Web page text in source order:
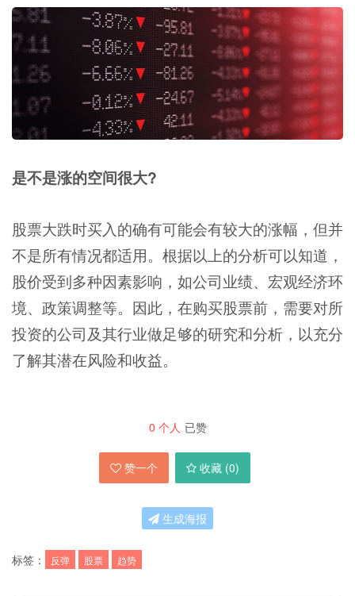
是不是涨的空间很大?
股票大跌时买入的确有可能会有较大的涨幅，但并
不是所有情况都适用。根据以上的分析可以知道，
股价受到多种因素影响，如公司业绩、宏观经济环
境、政策调整等。因此，在购买股票前，需要对所
投资的公司及其行业做足够的研究和分析，以充分
了解其潜在风险和收益。
0 个人 已赞
赞一个 收藏 (0)
生成海报
标签： 反弹 股票 趋势